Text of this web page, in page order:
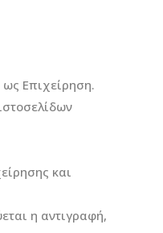
ως Επιχείρηση.
και
η αντιγραφή,